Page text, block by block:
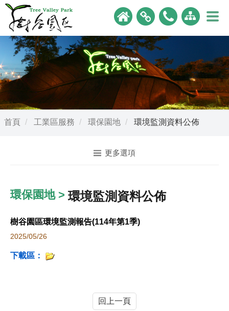
首頁 工業區服務 環保園地 環境監測資料公佈
更多選項
環保園地 > 環境監測資料公佈
樹谷園區環境監測報告(114年第1季)
2025/05/26
下載區：
回上一頁